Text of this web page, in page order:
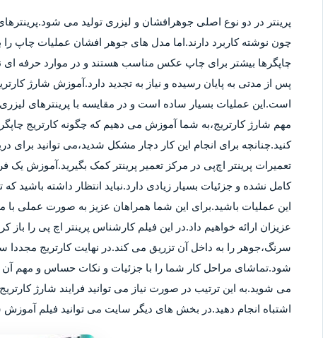
پرینتر در دو نوع اصلی جوهرافشان و لیزری تولید می
چون نوشته کاربرد دارند.اما مدل های جوهر افشان عملیات چاپ را
چاپگرها بیشتر برای چاپ عکس مناسب هستند و در موارد حرفه ای
پس از مدتی به پایان رسیده و نیاز به تجدید دارد.آموزش شارژ
است.این عملیات بسیار ساده است و در مقایسه با پرینترهای
مهم شارژ کارتریج،به شما آموزش می دهیم که چگونه کارتریج
کنید.چنانچه برای انجام این کار دچار مشکل شدید،می توانید
تعمیرات پرینتر اچ‌پی در مرکز تعمیر پرینتر کمک بگیرید.آموزش یک
کامل نشده و جزئیات بسیار زیادی دارد.نباید انتظار داشته باشید
این عملیات باشید.برای این شما همراهان عزیز به صورت عملی با
عزیزان ارائه خواهیم داد.در این فیلم کارشناس پرینتر اچ پی را
سرنگ،جوهر را به داخل آن تزریق می کند.در نهایت کارتریج
شود.تماشای مراحل کار شما را با جزئیات و نکات حساس و مهم آن
می شوید.به این ترتیب در صورت نیاز می توانید فرایند شارژ
اشتباه انجام دهید.در بخش های دیگر سایت می توانید فیلم آموزش